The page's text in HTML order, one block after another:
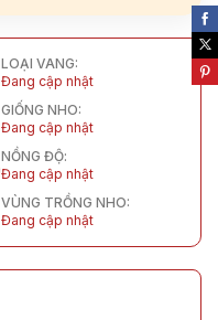
LOẠI VANG:
Đang cập nhật
GIỐNG NHO:
Đang cập nhật
NỒNG ĐỘ:
Đang cập nhật
VÙNG TRỒNG NHO:
Đang cập nhật